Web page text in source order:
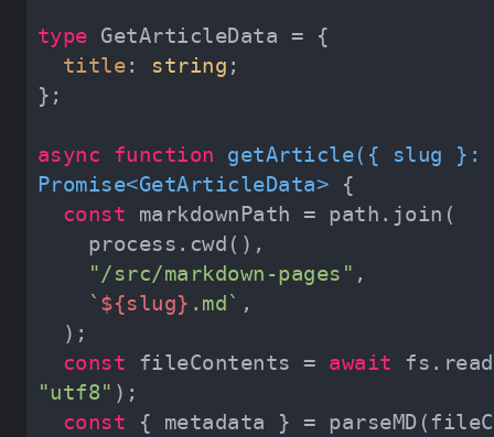
type
title: string
async function getArticle( { slug }:
Promise<GetArticleData>
const
"/src/markdown-pages"
` ${slug} .md`
const fileContents = await
"utf8"
const